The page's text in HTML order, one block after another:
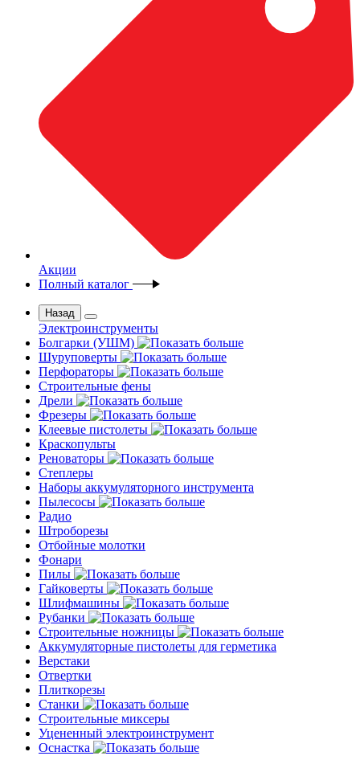
Акции
Полный каталог
Назад
Электроинструменты
Болгарки (УШМ)
Шуруповерты
Перфораторы
Строительные фены
Дрели
Фрезеры
Клеевые пистолеты
Краскопульты
Реноваторы
Степлеры
Наборы аккумуляторного инструмента
Пылесосы
Радио
Штроборезы
Отбойные молотки
Фонари
Пилы
Гайковерты
Шлифмашины
Рубанки
Строительные ножницы
Аккумуляторные пистолеты для герметика
Верстаки
Отвертки
Плиткорезы
Станки
Строительные миксеры
Уцененный электроинструмент
Оснастка